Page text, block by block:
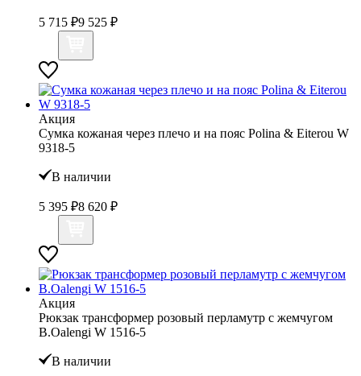
5 715 ₽9 525 ₽
Акция
Сумка кожаная через плечо и на пояс Polina & Eiterou W
9318-5
В наличии
5 395 ₽8 620 ₽
Акция
Рюкзак трансформер розовый перламутр с жемчугом
B.Oalengi W 1516-5
В наличии